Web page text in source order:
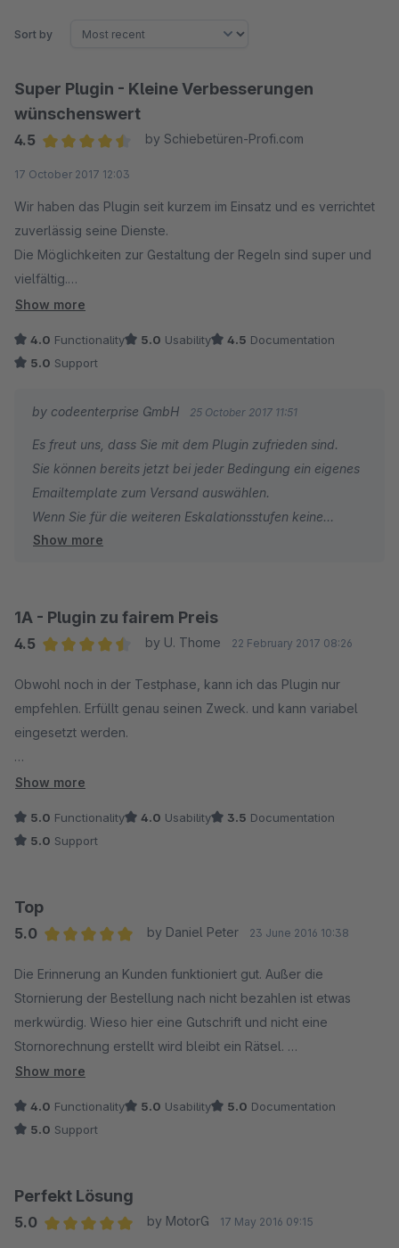
Sort by
Super Plugin - Kleine Verbesserungen
wünschenswert
4.5
by Schiebetüren-Profi.com
17 October 2017 12:03
Wir haben das Plugin seit kurzem im Einsatz und es verrichtet
zuverlässig seine Dienste.
Die Möglichkeiten zur Gestaltung der Regeln sind super und
vielfältig.
Eskalationsstufen (1., 2., 3. Mahnung etc.) unterschiedliche
Emailtemplates hätte.
Ansonsten ist das Plugin sein Geld wert und kann viel Zeit
ersparen.
Viele Gruß
Schiebetüren-Profi.com
Show more
4.0 Functionality 5.0 Usability 4.5 Documentation
5.0 Support
by codeenterprise GmbH 25 October 2017 11:51
Es freut uns, dass Sie mit dem Plugin zufrieden sind.
Sie können bereits jetzt bei jeder Bedingung ein eigenes
Emailtemplate zum Versand auswählen.
Wenn Sie für die weiteren Eskalationsstufen keine
vorhandenen Emailtemplates nutzen möchten, können
oder ein komplett neues erstellen.
Show more
1A - Plugin zu fairem Preis
4.5
by U. Thome 22 February 2017 08:26
Obwohl noch in der Testphase, kann ich das Plugin nur
empfehlen. Erfüllt genau seinen Zweck. und kann variabel
eingesetzt werden.
Der Support ist vorbildlich und die Umsetzung unserer
Show more
5.0 Functionality 4.0 Usability 3.5 Documentation
5.0 Support
Top
5.0
by Daniel Peter 23 June 2016 10:38
Die Erinnerung an Kunden funktioniert gut. Außer die
Stornierung der Bestellung nach nicht bezahlen ist etwas
merkwürdig. Wieso hier eine Gutschrift und nicht eine
Stornorechnung erstellt wird bleibt ein Rätsel.
lieber selbst ! Daher ein Punkt abzug
Show more
4.0 Functionality 5.0 Usability 5.0 Documentation
5.0 Support
Perfekt Lösung
5.0
by MotorG 17 May 2016 09:15